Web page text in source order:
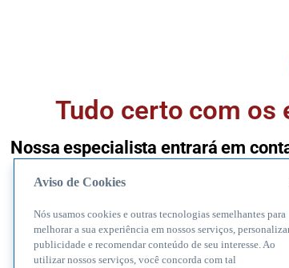
Tudo certo com os
Nossa especialista entrará em
os próximos passos e ajudá-lo
aproveite ao
Aviso de Cookies
Nós usamos cookies e outras tecnologias semelhantes para
melhorar a sua experiência em nossos serviços,
publicidade e recomendar conteúdo de seu interesse. Ao
utilizar nossos serviços, você concorda com tal